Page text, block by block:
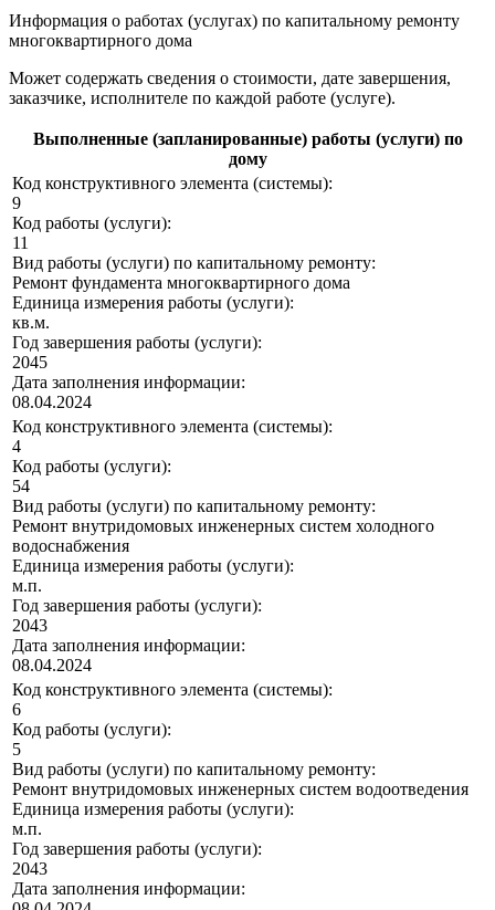
Информация о работах (услугах) по капитальному ремонту
многоквартирного дома
Может содержать сведения о стоимости, дате завершения,
заказчике, исполнителе по каждой работе (услуге).
Выполненные (запланированные) работы (услуги) по
дому
Код конструктивного элемента (системы):
9
Код работы (услуги):
11
Вид работы (услуги) по капитальному ремонту:
Ремонт фундамента многоквартирного дома
Единица измерения работы (услуги):
кв.м.
Год завершения работы (услуги):
2045
Дата заполнения информации:
08.04.2024
Код конструктивного элемента (системы):
4
Код работы (услуги):
54
Вид работы (услуги) по капитальному ремонту:
Ремонт внутридомовых инженерных систем холодного
водоснабжения
Единица измерения работы (услуги):
м.п.
Год завершения работы (услуги):
2043
Дата заполнения информации:
08.04.2024
Код конструктивного элемента (системы):
6
Код работы (услуги):
5
Вид работы (услуги) по капитальному ремонту:
Ремонт внутридомовых инженерных систем водоотведения
Единица измерения работы (услуги):
м.п.
Год завершения работы (услуги):
2043
Дата заполнения информации: